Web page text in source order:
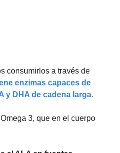
consumirlos a través de
enzimas capaces de
y DHA de cadena larga.
3, que en el cuerpo